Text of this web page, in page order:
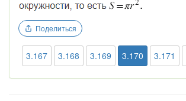
Поделиться
3.167 3.168 3.169 3.170 3.171